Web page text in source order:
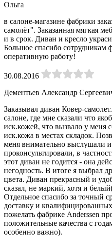
Ольга
в салоне-магазине фабрики
самолёт". Заказанная мягкая
и в срок. Диван и кресло
Большое спасибо сотрудникам
оперативную работу!
30.08.2016
Дементьев Александр
Заказывал диван Ковер-
салоне, где мне сказали что
иск.кожей, что вызвало у меня
иск.кожа в местах складок.
меня внимательно выслушали
проконсультировали, в
этот диван не годится - она
негодность. В итоге я выбрал
цвета. Диван прекрасный и
сказал, не маркий, хотя и
Отдельное спасибо за точный
доставку и
пожелать фабрике Anderssen
положительные качества с
особенно важно).